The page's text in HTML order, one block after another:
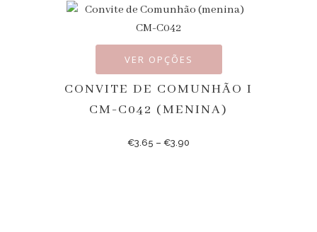
VER OPÇÕES
CONVITE DE COMUNHÃO I
CM-C042 (MENINA)
€3.65 – €3.90